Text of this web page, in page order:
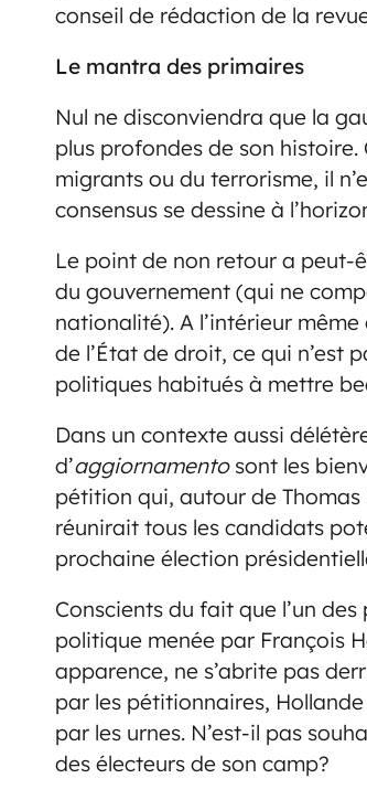
conseil de rédaction de la
Le mantra des primaires
Nul ne disconviendra que la
plus profondes de son histoire.
migrants ou du terrorisme, il
consensus se dessine à
Le point de non retour a
du gouvernement (qui ne
nationalité). A l’intérieur
de l’État de droit, ce qui n’est
politiques habitués à mettre
Dans un contexte aussi
d’aggiornamentosont les
pétition qui, autour de
réunirait tous les candidats
prochaine élection
Conscients du fait que l’un
politique menée par François
apparence, ne s’abrite pas
par les pétitionnaires,
par les urnes. N’est-il pas
des électeurs de son camp?